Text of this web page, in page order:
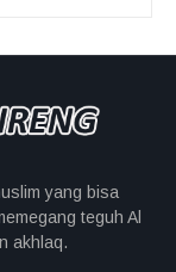
yang bisa
teguh Al
akhlaq.